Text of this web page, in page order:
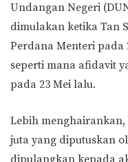
Undangan Negeri
dimulakan ketika Tan
Perdana Menteri pada
seperti mana afidavit
pada 23 Mei lalu.
Lebih menghairankan,
juta yang diputuskan
dipulangkan kepada